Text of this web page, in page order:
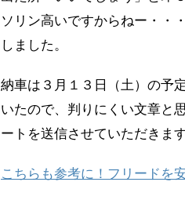
ソリン高いですからねー・・
しました。
納車は３月１３日（土）の予
いたので、判りにくい文章と
ートを送信させていただきま
こちらも参考に！フリードを